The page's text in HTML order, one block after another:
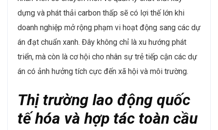
Gia tăng nhu cầu về kỹ
sư có chuyên môn cao
Xu hướng chuyển đổi số sẽ tiếp tục đóng vai trò quan
trọng trong ngành xây dựng, với sự ứng dụng rộng rãi
của các công cụ như BIM (Building Information
Modeling) và các hệ thống quản lý thông minh. BIM